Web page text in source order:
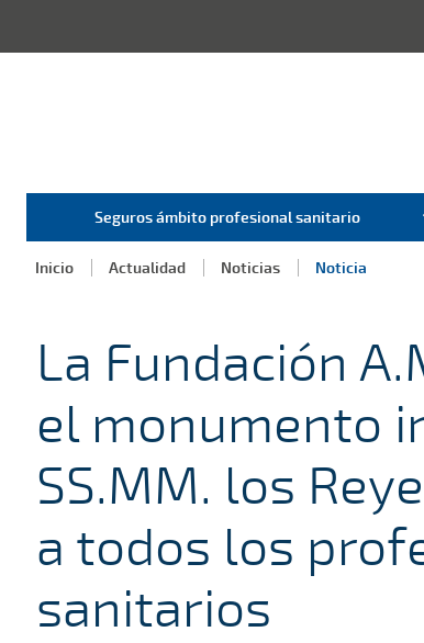
Seguros ámbito profesional sanitario
Inicio Actualidad Noticias Noticia
La Fundación
el monumento
SS.MM. los
a todos los
sanitarios